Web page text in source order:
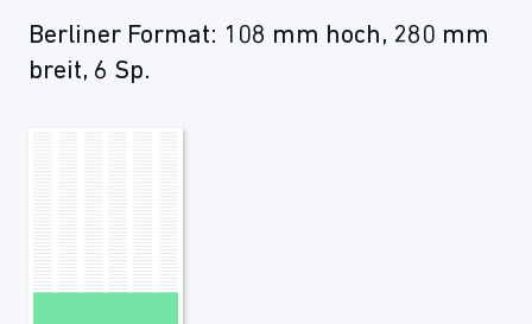
Berliner Format: 108 mm hoch, 280 mm
breit, 6 Sp.